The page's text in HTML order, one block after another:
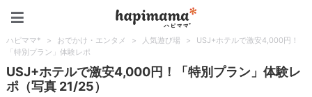
ハピママ* > おでかけ・エンタメ > 人気遊び場 >
USJ+ホテルで激安4,000円！
「特別プラン」体験レポ
USJ+ホテルで激安4,000円！「特別プラン」体験レ
ポ（写真 21/25）